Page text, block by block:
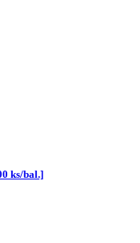
ks/bal.]